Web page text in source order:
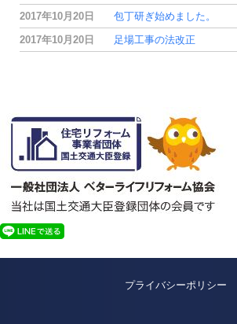
2017年10月20日
包丁研ぎ始めました。
2017年10月20日
足場工事の法改正
プライバシーポリシー